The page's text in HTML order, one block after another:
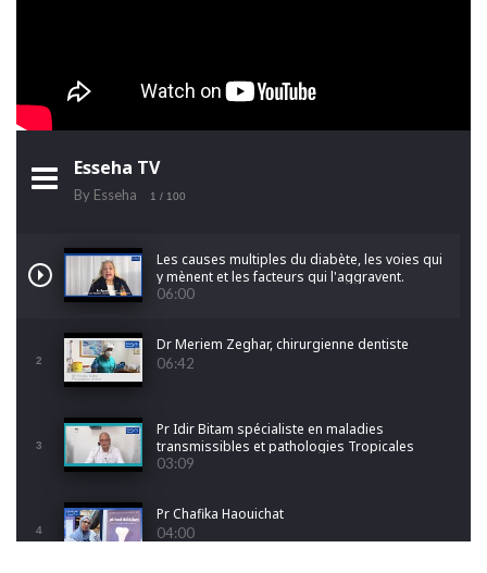
Esseha TV
By Esseha 1 / 100
Les causes multiples du diabète, les voies qui
y mènent et les facteurs qui l'aggravent.
06:00
2
Dr Meriem Zeghar, chirurgienne dentiste
06:42
3
Pr Idir Bitam spécialiste en maladies
transmissibles et pathologies Tropicales
Emergentes
03:09
4
Pr Chafika Haouichat
04:00